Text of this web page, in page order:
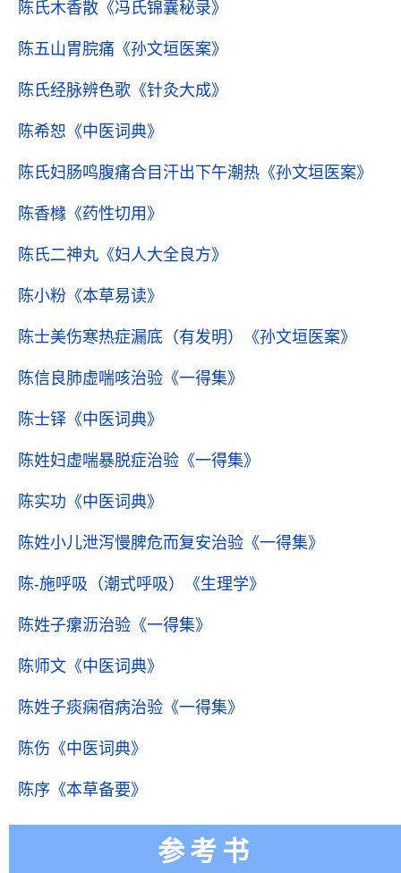
陈氏木香散 《冯氏锦囊秘录》
陈五山胃脘痛 《孙文垣医案》
陈氏经脉辨色歌 《针灸大成》
陈希恕 《中医词典》
陈氏妇肠鸣腹痛合目汗出下午潮热 《孙文垣医案》
陈香橼 《药性切用》
陈氏二神丸 《妇人大全良方》
陈小粉 《本草易读》
陈士美伤寒热症漏底（有发明） 《孙文垣医案》
陈信良肺虚喘咳治验 《一得集》
陈士铎 《中医词典》
陈姓妇虚喘暴脱症治验 《一得集》
陈实功 《中医词典》
陈姓小儿泄泻慢脾危而复安治验 《一得集》
陈-施呼吸（潮式呼吸） 《生理学》
陈姓子瘰沥治验 《一得集》
陈师文 《中医词典》
陈姓子痰痫宿病治验 《一得集》
陈伤 《中医词典》
陈序 《本草备要》
参考书